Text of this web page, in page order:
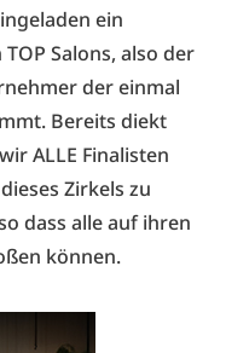
ein
Salons, also der
der einmal
Bereits diekt
ALLE Finalisten
Zirkels zu
dass alle auf ihren
können.